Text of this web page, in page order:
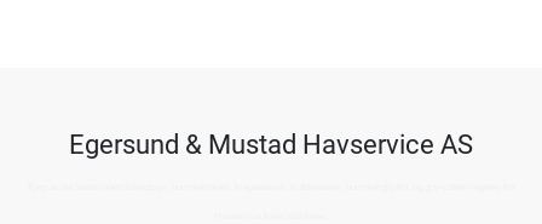
Egersund & Mustad Havservice AS